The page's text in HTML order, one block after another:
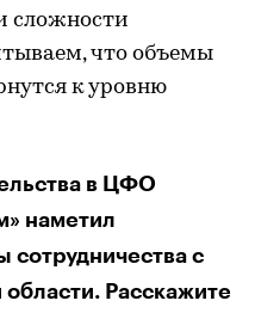
сложности
что объемы
к уровню
в ЦФО
наметил
с
Расскажите